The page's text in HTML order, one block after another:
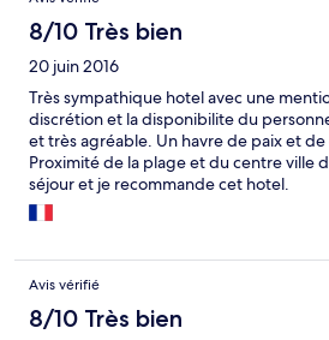
wasn’t also a big deal for us.
8/10 Très bien
20 juin 2016
Très sympathique hotel avec une
discrétion et la disponibilite du
et très agréable. Un havre de paix et
Proximité de la plage et du centre ville
séjour et je recommande cet hotel.
Avis vérifié
8/10 Très bien